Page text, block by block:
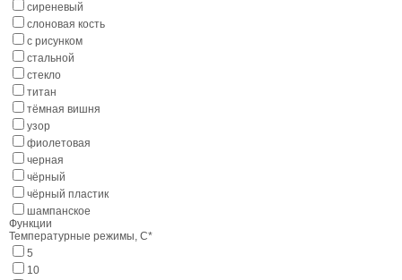
сиреневый
слоновая кость
с рисунком
стальной
стекло
титан
тёмная вишня
узор
фиолетовая
черная
чёрный
чёрный пластик
шампанское
Функции
Температурные режимы, С*
5
10